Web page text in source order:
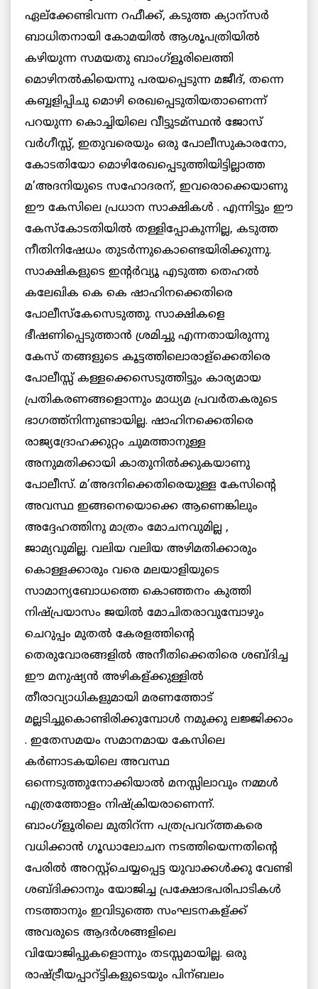
ഏല്ക്കേണ്ടിവന്ന റഫീക്ക്, കടുത്ത ക്യാന്സര്‍
ബാധിതനായി കോമയില്‍ ആശൂപത്രിയില്‍
കഴിയുന്ന സമയതു ബാംഗ്ളൂരിലെത്തി
മൊഴിനല്‍കിയെന്നു പരയപ്പെടുന്ന മജീദ്, തന്നെ
കബ്ബളിപ്പിചു മൊഴി രെഖപ്പെടുതിയതാണെന്ന്
പറയുന്ന കൊച്ചിയിലെ വീട്ടുടമ്സ്ഥന്‍ ജോസ്
വര്‍ഗീസ്സ്, ഇതുവരെയും ഒരു പോലീസുകാരനോ,
കോടതിയോ മൊഴിരേഖപ്പെടുത്തിയിട്ടില്ലാത്ത
മ’അദനിയുടെ സഹോദരന്, ഇവരൊക്കെയാണു
ഈ കേസിലെ പ്രധാന സാക്ഷികള്‍ . എന്നിട്ടും ഈ
കേസ്കോടതിയില്‍ തള്ളിപ്പോകുന്നില്ല, കടുത്ത
നീതിനിഷേധം തുടര്‍ന്നുകൊണ്ടെയിരിക്കുന്നു.
സാക്ഷികളുടെ ഇന്റര്‍വ്യൂ എടുത്ത തെഹല്‍
കലേഖിക കെ കെ ഷാഹിനക്കെതിരെ
പോലീസ്കേസെടുത്തു. സാക്ഷികളെ
ഭീഷണിപ്പെടുത്താന്‍ ശ്രമിച്ചു എന്നതായിരുന്നു
കേസ് തങ്ങളുടെ കൂട്ടത്തിലൊരാള്ക്കെതിരെ
പോലീസ്സ് കള്ളക്കെസെടുത്തിട്ടും കാര്യമായ
പ്രതികരണങ്ങളൊന്നും മാധ്യമ പ്രവര്‍തകരുടെ
ഭാഗത്ത്നിന്നുണ്ടായില്ല. ഷാഹിനക്കെതിരെ
രാജ്യദ്രോഹക്കുറ്റം ചുമത്താനുള്ള
അനുമതിക്കായി കാതുനില്‍ക്കുകയാണു
പോലീസ്. മ’അദനിക്കെതിരെയുള്ള കേസിന്റെ
അവസ്ഥ ഇങ്ങനെയൊക്കെ ആണെങ്കിലും
അദ്ദേഹത്തിനു മാത്രം മോചനവുമില്ല ,
ജാമ്യവുമില്ല. വലിയ വലിയ അഴിമതിക്കാരും
കൊള്ളക്കാരും വരെ മലയാളിയുടെ
സാമാന്യബോധത്തെ കൊഞ്ഞനം കുത്തി
നിഷ്പ്രയാസം ജയില്‍ മോചിതരാവുമ്പോഴും
ചെറുപ്പം മുതല്‍ കേരളത്തിന്റെ
തെരുവോരങ്ങളില്‍ അനീതിക്കെതിരെ ശബ്ദിച്ച
ഈ മനുഷ്യന്‍ അഴികള്ക്കുള്ളില്‍
തീരാവ്യാധികളുമായി മരണത്തോട്
മല്ലടിച്ചുകൊണ്ടിരിക്കുമ്പോള്‍ നമുക്കു ലജ്ജിക്കാം
. ഇതേസമയം സമാനമായ കേസിലെ
കര്‍ണാടകയിലെ അവസ്ഥ
ഒന്നെടുത്തുനോക്കിയാല്‍ മനസ്സിലാവും നമ്മള്‍
എത്രത്തോളം നിഷ്ക്രിയരാണെന്ന്.
ബാംഗ്ളൂരിലെ മുതിറ്ന്ന പത്രപ്രവറ്ത്തകരെ
വധിക്കാന്‍ ഗൂഡാലോചന നടത്തിയെന്നതിന്റെ
പേരില്‍ അറസ്റ്റ്ചെയ്യപ്പെട്ട യുവാക്കള്‍ക്കു വേണ്ടി
ശബ്ദിക്കാനും യോജിച്ച പ്രക്ഷോഭപരിപാടികള്‍
നടത്താനും ഇവിടുത്തെ സംഘടനകള്ക്ക്
അവരുടെ ആദര്‍ശങ്ങളിലെ
വിയോജിപ്പുകളൊന്നും തടസ്സമായില്ല. ഒരു
രാഷ്ട്രീയപ്പാറ്ട്ടികളുടെയും പിന്ബലം